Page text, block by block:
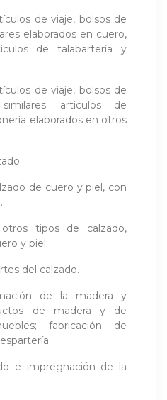
de viaje, bolsos de
elaborados en cuero,
de talabartería y
de viaje, bolsos de
artículos de
elaborados en otros
de cuero y piel, con
tipos de calzado,
y piel.
del calzado.
de la madera y
de madera y de
fabricación de
e impregnación de la